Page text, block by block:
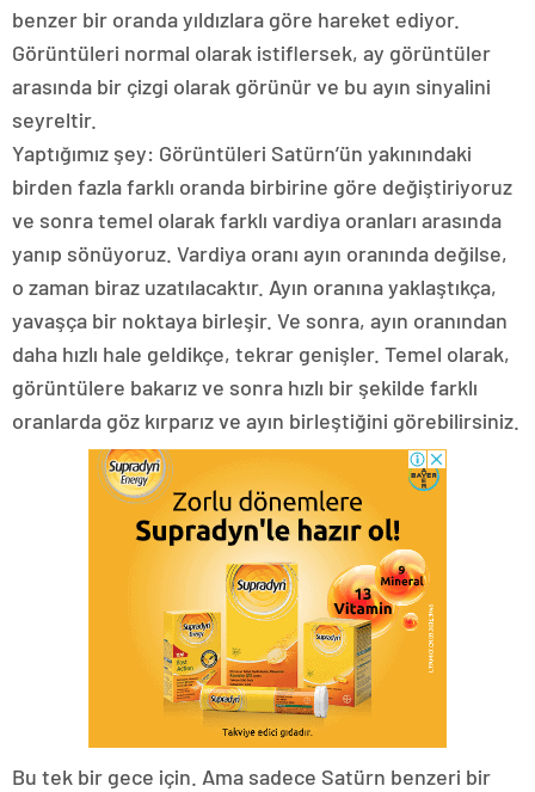
benzer bir oranda yıldızlara göre hareket ediyor.
Görüntüleri normal olarak istiflersek, ay görüntüler
arasında bir çizgi olarak görünür ve bu ayın sinyalini
seyreltir.
Yaptığımız şey: Görüntüleri Satürn’ün yakınındaki
birden fazla farklı oranda birbirine göre değiştiriyoruz
ve sonra temel olarak farklı vardiya oranları arasında
yanıp sönüyoruz. Vardiya oranı ayın oranında değilse,
o zaman biraz uzatılacaktır. Ayın oranına yaklaştıkça,
yavaşça bir noktaya birleşir. Ve sonra, ayın oranından
daha hızlı hale geldikçe, tekrar genişler. Temel olarak,
görüntülere bakarız ve sonra hızlı bir şekilde farklı
oranlarda göz kırparız ve ayın birleştiğini görebilirsiniz.
Bu tek bir gece için. Ama sadece Satürn benzeri bir